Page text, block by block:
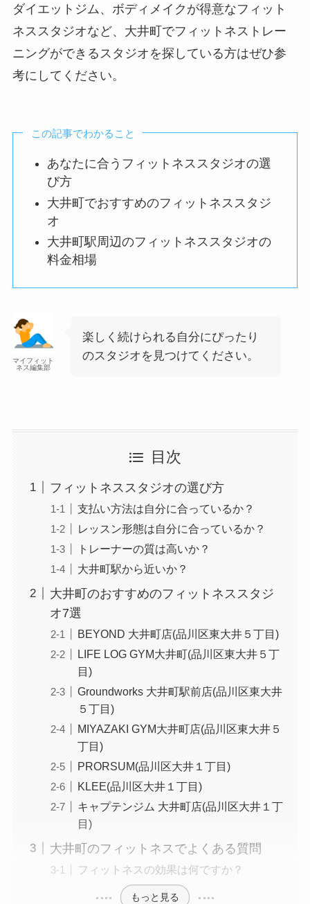
ダイエットジム、ボディメイクが得意なフィット
ネススタジオなど、大井町でフィットネストレー
ニングができるスタジオを探している方はぜひ参
考にしてください。
この記事でわかること
あなたに合うフィットネススタジオの選
び方
大井町でおすすめのフィットネススタジ
オ
大井町駅周辺のフィットネススタジオの
料金相場
マイフィット
ネス編集部
楽しく続けられる自分にぴったり
のスタジオを見つけてください。
目次
フィットネススタジオの選び方
支払い方法は自分に合っているか？
レッスン形態は自分に合っているか？
トレーナーの質は高いか？
大井町駅から近いか？
大井町のおすすめのフィットネススタジ
オ7選
BEYOND 大井町店(品川区東大井５丁目)
LIFE LOG GYM大井町(品川区東大井５丁
目)
Groundworks 大井町駅前店(品川区東大井
５丁目)
MIYAZAKI GYM大井町店(品川区東大井５
丁目)
PRORSUM(品川区大井１丁目)
KLEE(品川区大井１丁目)
キャプテンジム 大井町店(品川区大井１丁
目)
大井町のフィットネスでよくある質問
フィットネスの効果は何ですか？
もっと見る